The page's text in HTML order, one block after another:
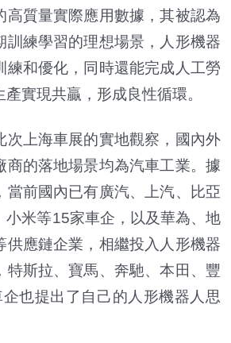
高質量實際應用數據，其被認為
訓練學習的理想場景，人形機器
練和優化，同時還能完成人工勞
實現共贏，形成良性循環。
上海車展的實地觀察，國內外
商的落地場景均為汽車工業。據
當前國內已有廣汽、上汽、比亞
小米等15家車企，以及華為、地
供應鏈企業，相繼投入人形機器
特斯拉、寶馬、奔馳、本田、豐
也提出了自己的人形機器人思